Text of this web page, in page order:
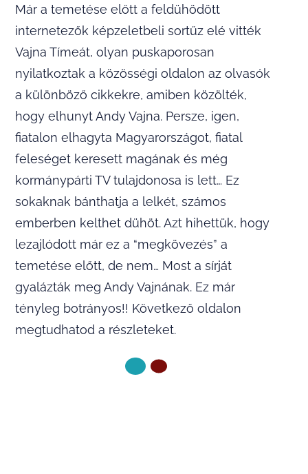
Már a temetése előtt a feldühödött
internetezők képzeletbeli sortűz elé vitték
Vajna Tímeát, olyan puskaporosan
nyilatkoztak a közösségi oldalon az olvasók
a különböző cikkekre, amiben közölték,
hogy elhunyt Andy Vajna. Persze, igen,
fiatalon elhagyta Magyarországot, fiatal
feleséget keresett magának és még
kormánypárti TV tulajdonosa is lett… Ez
sokaknak bánthatja a lelkét, számos
emberben kelthet dühöt. Azt hihettük, hogy
lezajlódott már ez a “megkövezés” a
temetése előtt, de nem… Most a sírját
gyalázták meg Andy Vajnának. Ez már
tényleg botrányos!! Következő oldalon
megtudhatod a részleteket.